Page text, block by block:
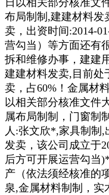
布局制制,建建材料发
卖，出资时间:2014-
营勾当）等方面还有
拆和维修办事，建建
建建材料发卖,目前处
卖，占60%！金属材
以相关部分核准文件
属布局制制，门窗制
人:张文欣*,家具制制,
发卖，该公司成立于
后方可开展运营勾当
产（依法须经核准的
泉,金属材料制制，实